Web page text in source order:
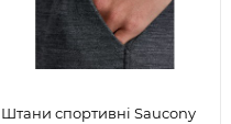
Штани спортивні Saucony